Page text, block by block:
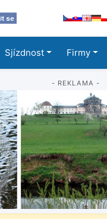
Sjízdnost Firmy
- REKLAMA -